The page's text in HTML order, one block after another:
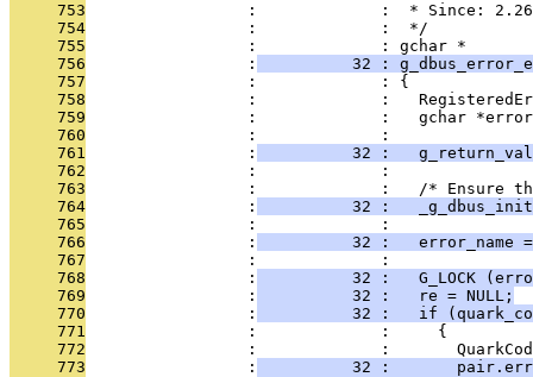
     753
                 :             :  * Since: 2.26
     754
                 :             :  */
     755
                 :             : gchar *
     756
                 :
32 :
     757
                 :             : {
     758
:             :
     759
:             :   gchar
     760
                 :             :
     761
                 :
32 :
     762
                 :             :
     763
:             :   /* Ensure
     764
                 :
32 :
     765
                 :             :
     766
                 :
32 :   error_name
     767
                 :             :
     768
                 :
32 :   G_LOCK
     769
                 :
          32 :   re = NULL;
     770
                 :
32 :   if
     771
                 :             :     {
     772
:             :
     773
                 :
32 :